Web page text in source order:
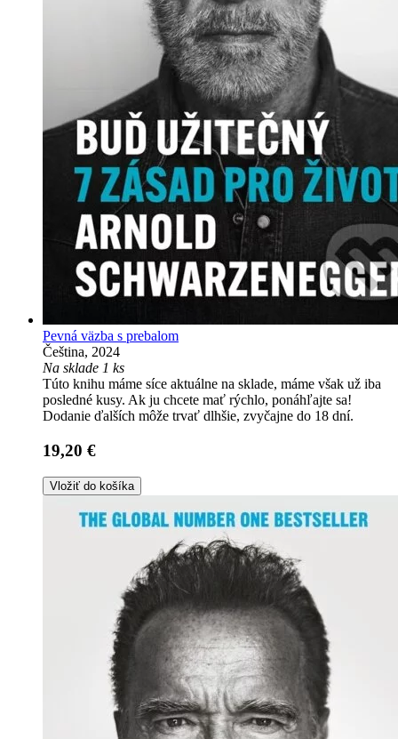
Pevná väzba s prebalom
Čeština, 2024
Na sklade 1 ks
Túto knihu máme síce aktuálne na sklade, máme však už iba
posledné kusy. Ak ju chcete mať rýchlo, ponáhľajte sa!
Dodanie ďalších môže trvať dlhšie, zvyčajne do 18 dní.
19,20 €
Vložiť do košíka